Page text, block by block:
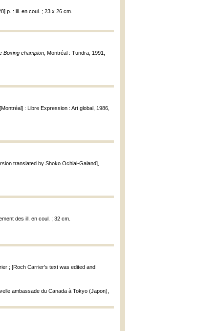
p. : ill. en coul. ; 23 x 26 cm.
Boxing champion , Montréal : Tundra, 1991,
: Libre Expression : Art global, 1986,
translated by Shoko Ochiai-Galand],
des ill. en coul. ; 32 cm.
; [Roch Carrier's text was edited and
ambassade du Canada à Tokyo (Japon),